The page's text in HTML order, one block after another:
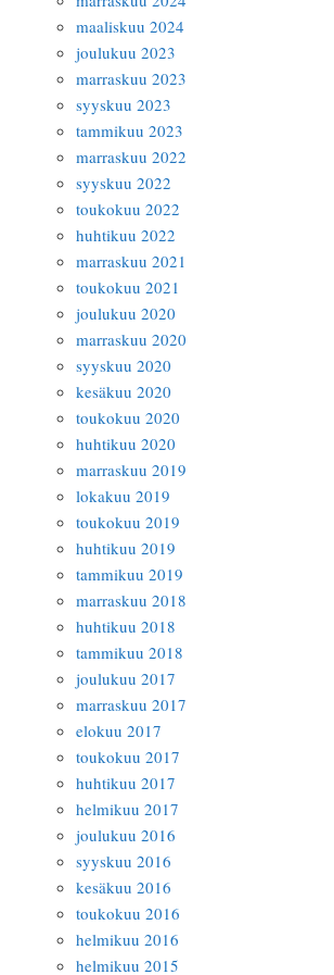
maaliskuu 2024
joulukuu 2023
marraskuu 2023
syyskuu 2023
tammikuu 2023
marraskuu 2022
syyskuu 2022
toukokuu 2022
huhtikuu 2022
marraskuu 2021
toukokuu 2021
joulukuu 2020
marraskuu 2020
syyskuu 2020
kesäkuu 2020
toukokuu 2020
huhtikuu 2020
marraskuu 2019
lokakuu 2019
toukokuu 2019
huhtikuu 2019
tammikuu 2019
marraskuu 2018
huhtikuu 2018
tammikuu 2018
joulukuu 2017
marraskuu 2017
elokuu 2017
toukokuu 2017
huhtikuu 2017
helmikuu 2017
joulukuu 2016
syyskuu 2016
kesäkuu 2016
toukokuu 2016
helmikuu 2016
helmikuu 2015